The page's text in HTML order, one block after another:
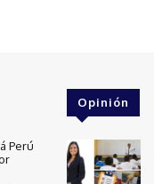
Perú
Opinión